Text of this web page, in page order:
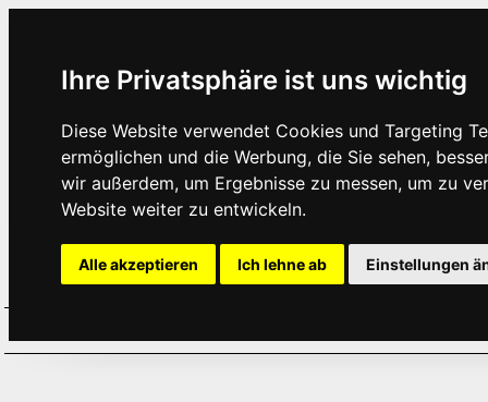
Ihre Privatsphäre ist uns wichtig
Diese Website verwendet Cookies und Targeting
ermöglichen und die Werbung, die Sie sehen,
wir außerdem, um Ergebnisse zu messen, um zu
Website weiter zu entwickeln.
Alle akzeptieren Ich lehne ab Einstellungen